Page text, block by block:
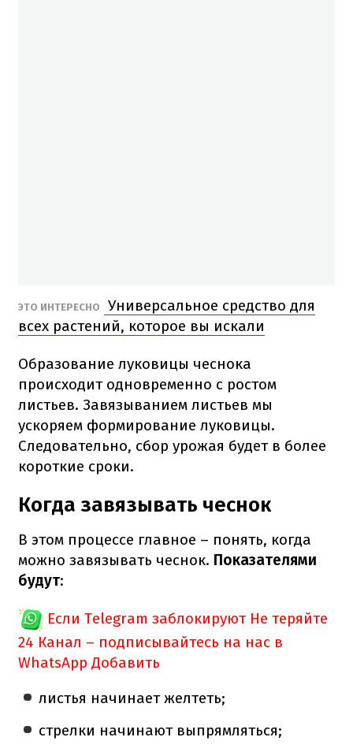
ЭТО ИНТЕРЕСНО
Универсальное средство для
всех растений, которое вы искали
Образование луковицы чеснока
происходит одновременно с ростом
листьев. Завязыванием листьев мы
ускоряем формирование луковицы.
Следовательно, сбор урожая будет в более
короткие сроки.
Когда завязывать чеснок
В этом процессе главное – понять, когда
можно завязывать чеснок. Показателями
будут:
Если Telegram заблокируют Не теряйте
24 Канал – подписывайтесь на нас в
WhatsApp Добавить
листья начинает желтеть;
стрелки начинают выпрямляться;